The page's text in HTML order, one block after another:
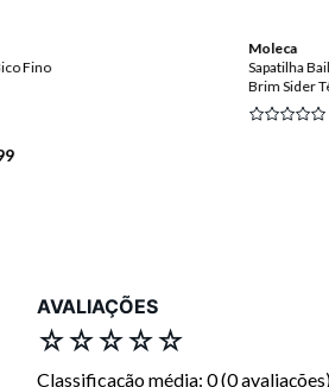
Fino
Moleca
Sapatilha
Brim Sider
AVALIAÇÕES
☆☆☆☆☆
Classificação média: 0(0